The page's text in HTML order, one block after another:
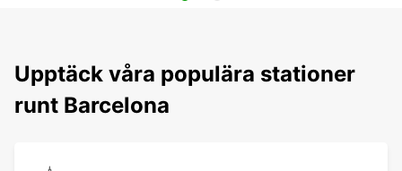
Upptäck våra populära stationer
runt Barcelona